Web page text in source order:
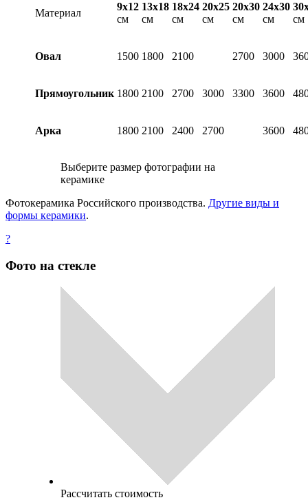
Материал
9х12
см
13х18
см
18х24
см
20х25
см
20х30
см
24х30
см
см
Овал 1500 1800 2100 2700 3000
Прямоугольник 1800 2100 2700 3000 3300 3600
Арка 1800 2100 2400 2700 3600
Выберите размер фотографии на
керамике
Фотокерамика Российского производства. Другие виды и
формы керамики.
?
Фото на стекле
Рассчитать стоимость